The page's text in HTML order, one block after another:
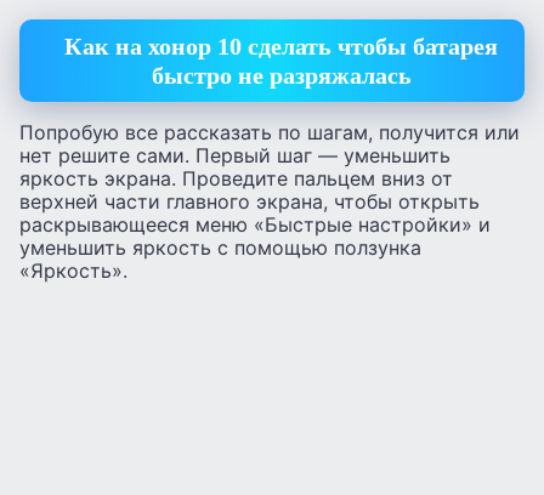
Как на хонор 10 сделать чтобы батарея
быстро не разряжалась
Попробую все рассказать по шагам, получится или
нет решите сами. Первый шаг — уменьшить
яркость экрана. Проведите пальцем вниз от
верхней части главного экрана, чтобы открыть
раскрывающееся меню «Быстрые настройки» и
уменьшить яркость с помощью ползунка
«Яркость».